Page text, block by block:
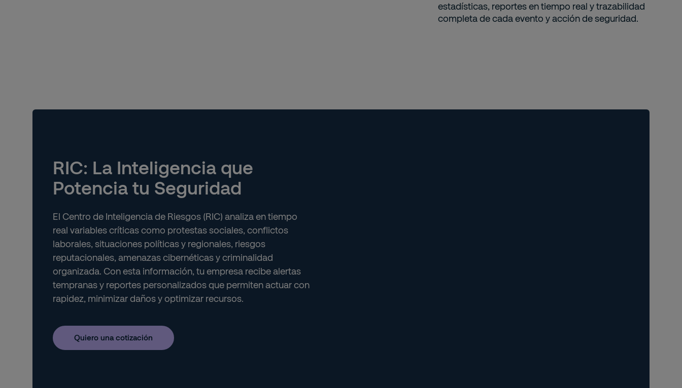
estadísticas, reportes en tiempo real y trazabilidad
completa de cada evento y acción de seguridad.
RIC: La Inteligencia que
Potencia tu Seguridad
El Centro de Inteligencia de Riesgos (RIC) analiza en tiempo
real variables críticas como protestas sociales, conflictos
laborales, situaciones políticas y regionales, riesgos
reputacionales, amenazas cibernéticas y criminalidad
organizada. Con esta información, tu empresa recibe alertas
tempranas y reportes personalizados que permiten actuar con
rapidez, minimizar daños y optimizar recursos.
Quiero una cotización